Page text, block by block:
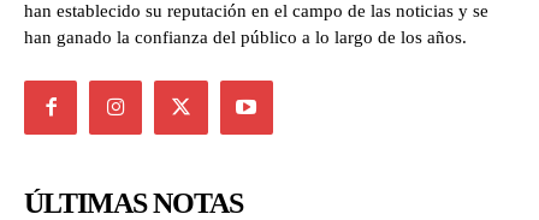
han establecido su reputación en el campo de las noticias y se
han ganado la confianza del público a lo largo de los años.
ÚLTIMAS NOTAS